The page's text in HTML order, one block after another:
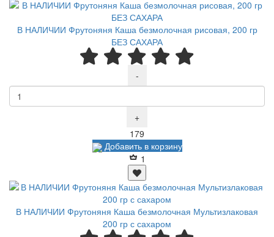
В НАЛИЧИИ Фрутоняня Каша безмолочная рисовая, 200 гр
БЕЗ САХАРА
-
+
179
Добавить в корзину
1
В НАЛИЧИИ Фрутоняня Каша безмолочная Мультизлаковая
200 гр с сахаром